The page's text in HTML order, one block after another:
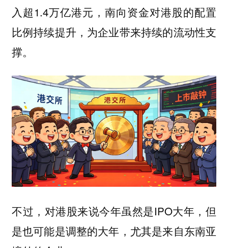
入超1.4万亿港元，南向资金对港股的配置
比例持续提升，为企业带来持续的流动性支
撑。
不过，对港股来说今年虽然是IPO大年，但
是也可能是调整的大年，尤其是来自东南亚